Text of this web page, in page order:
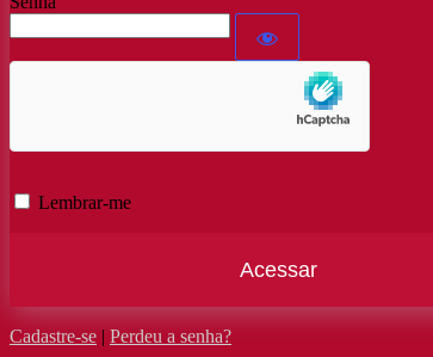
Lembrar-me
Cadastre-se | Perdeu a senha?